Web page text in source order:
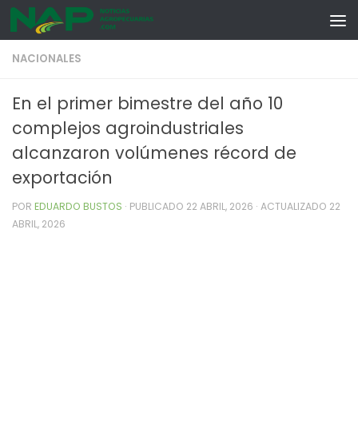
Skip to content
NACIONALES
En el primer bimestre del año 10
complejos agroindustriales
alcanzaron volúmenes récord de
exportación
POR EDUARDO BUSTOS · PUBLICADO 22 ABRIL, 2026 · ACTUALIZADO 22
ABRIL, 2026